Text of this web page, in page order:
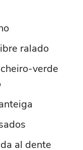
ralado
verde
al dente